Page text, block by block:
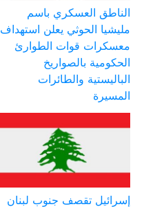
الناطق العسكري باسم
مليشيا الحوثي يعلن استهداف
معسكرات قوات الطوارئ
الحكومية بالصواريخ
الباليستية والطائرات
المسيرة
إسرائيل تقصف جنوب لبنان